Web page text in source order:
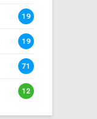
19
19
71
12